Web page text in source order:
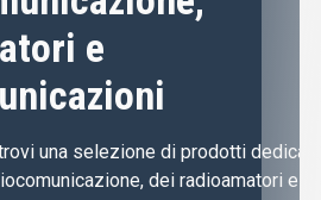
e
una selezione di prodotti dedicati
dei radioamatori e